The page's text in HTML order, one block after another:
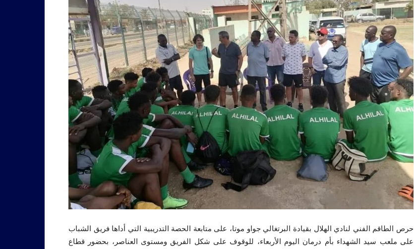
حرص الطاقم الفني لنادي الهلال بقيادة البرتغالي جواو موتا، على متابعة الحصة التدريبية التي أداها فريق الشباب
على ملعب سيد الشهداء بأم درمان اليوم الأربعاء، للوقوف على شكل الفريق ومستوى العناصر، بحضور قطاع